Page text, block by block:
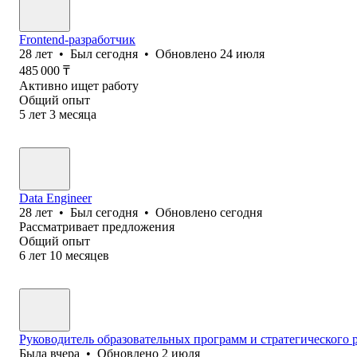
Frontend-разработчик
28 лет • Был сегодня • Обновлено 24 июля
485 000 ₸
Активно ищет работу
Общий опыт
5 лет 3 месяца
Data Engineer
28 лет • Был сегодня • Обновлено сегодня
Рассматривает предложения
Общий опыт
6 лет 10 месяцев
Руководитель образовательных программ и стратегического
Была вчера • Обновлено 2 июля